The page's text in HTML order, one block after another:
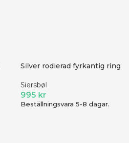
Silver rodierad fyrkantig ring
Siersbøl
995 kr
Beställningsvara 5-8 dagar.